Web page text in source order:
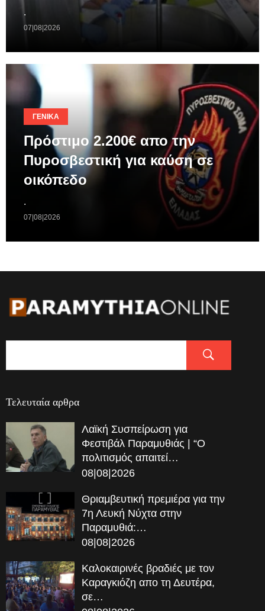
.
07|08|2026
ΓΕΝΙΚΆ
Πρόστιμο 2.200€ απο την
Πυροσβεστική για καύση σε
οικόπεδο
.
07|08|2026
Τελευταία αρθρα
Λαϊκή Συσπείρωση για
Φεστιβάλ Παραμυθιάς | “Ο
πολιτισμός απαιτεί…
08|08|2026
Θριαμβευτική πρεμιέρα για την
7η Λευκή Νύχτα στην
Παραμυθιά:…
08|08|2026
Καλοκαιρινές βραδιές με τον
Καραγκιόζη απο τη Δευτέρα,
σε…